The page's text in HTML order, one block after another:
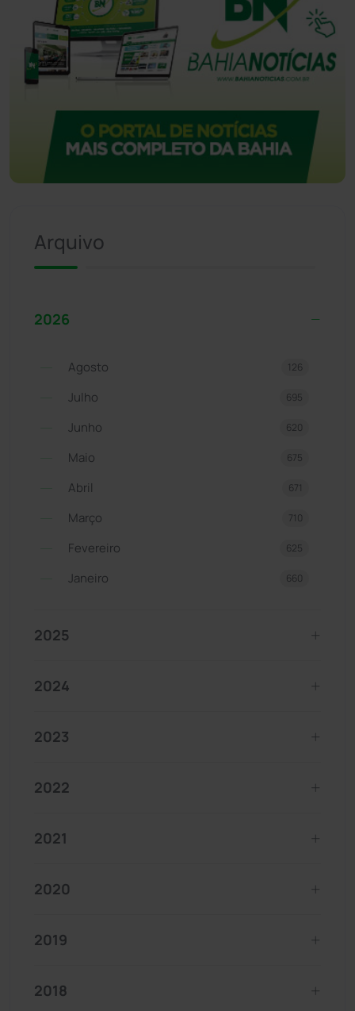
Arquivo
2026
Agosto 126
Julho 695
Junho 620
Maio 675
Abril 671
Março 710
Fevereiro 625
Janeiro 660
2025
2024
2023
2022
2021
2020
2019
2018